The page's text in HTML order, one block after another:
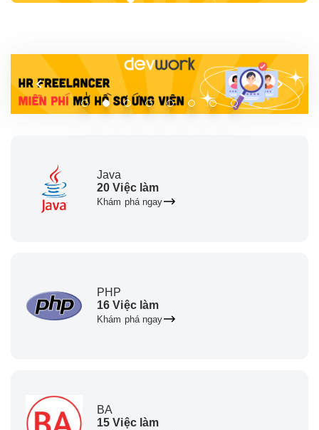
Java
20 Việc làm
Khám phá ngay
PHP
16 Việc làm
Khám phá ngay
BA
15 Việc làm